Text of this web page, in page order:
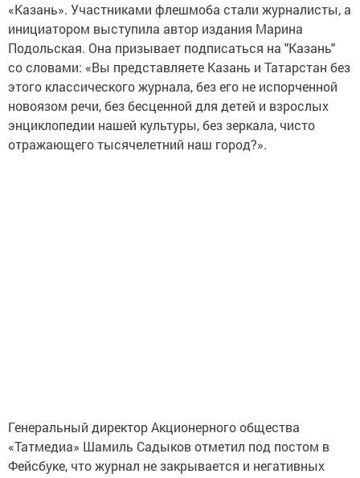
«Казань». Участниками флешмоба стали журналисты, а
инициатором выступила автор издания Марина
Подольская. Она призывает подписаться на "Казань"
со словами: «Вы представляете Казань и Татарстан без
этого классического журнала, без его не испорченной
новоязом речи, без бесценной для детей и взрослых
энциклопедии нашей культуры, без зеркала, чисто
отражающего тысячелетний наш город?».
Генеральный директор Акционерного общества
«Татмедиа» Шамиль Садыков отметил под постом в
Фейсбуке, что журнал не закрывается и негативных